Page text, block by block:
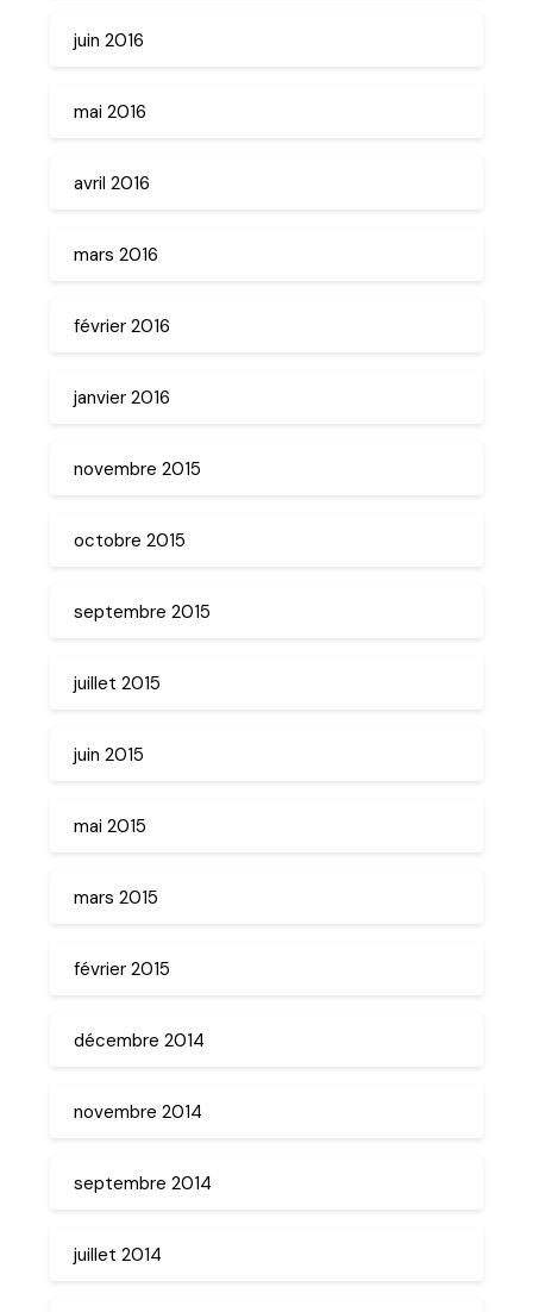
juin 2016
mai 2016
avril 2016
mars 2016
février 2016
janvier 2016
novembre 2015
octobre 2015
septembre 2015
juillet 2015
juin 2015
mai 2015
mars 2015
février 2015
décembre 2014
novembre 2014
septembre 2014
juillet 2014